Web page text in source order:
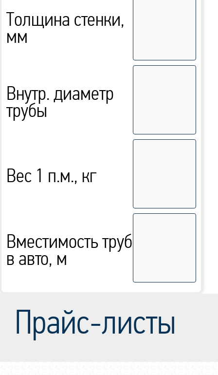
Толщина стенки,
мм
Внутр. диаметр
трубы
Вес 1 п.м., кг
Вместимость труб
в авто, м
Прайс-листы